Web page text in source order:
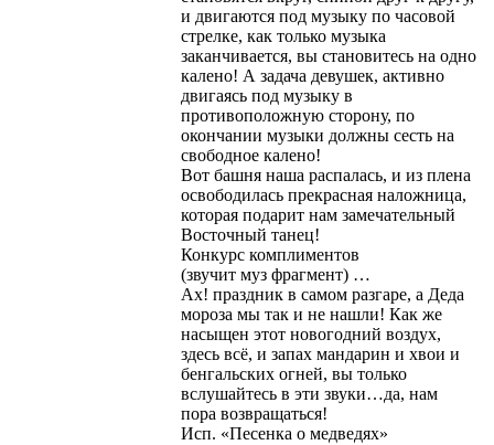
и двигаются под музыку по часовой
стрелке, как только музыка
заканчивается, вы становитесь на одно
калено! А задача девушек, активно
двигаясь под музыку в
противоположную сторону, по
окончании музыки должны сесть на
свободное калено!
Вот башня наша распалась, и из плена
освободилась прекрасная наложница,
которая подарит нам замечательный
Восточный танец!
Конкурс комплиментов
(звучит муз фрагмент) …
Ах! праздник в самом разгаре, а Деда
мороза мы так и не нашли! Как же
насыщен этот новогодний воздух,
здесь всё, и запах мандарин и хвои и
бенгальских огней, вы только
вслушайтесь в эти звуки…да, нам
пора возвращаться!
Исп. «Песенка о медведях»